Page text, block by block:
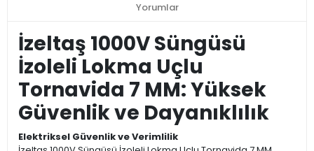
Yorumlar
İzeltaş 1000V Süngüsü
İzoleli Lokma Uçlu
Tornavida 7 MM: Yüksek
Güvenlik ve Dayanıklılık
Elektriksel Güvenlik ve Verimlilik